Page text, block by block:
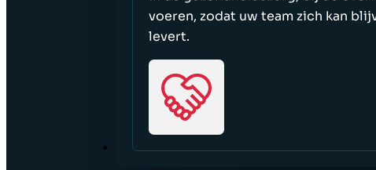
voeren, zodat uw team zich kan
levert.
BRONNEN